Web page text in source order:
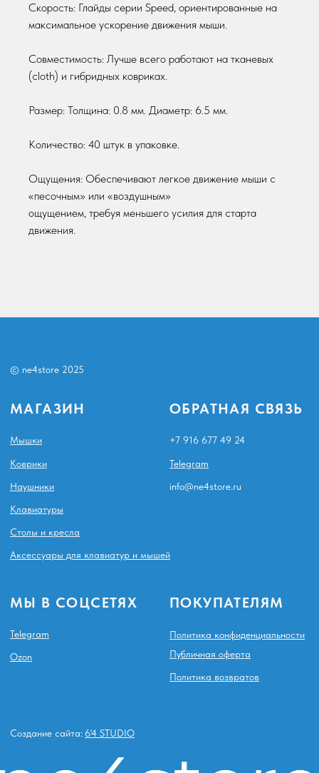
Скорость: Глайды серии Speed, ориентированные на
максимальное ускорение движения мыши.
Совместимость: Лучше всего работают на тканевых
(cloth) и гибридных ковриках.
Размер: Толщина: 0.8 мм. Диаметр: 6.5 мм.
Количество: 40 штук в упаковке.
Ощущения: Обеспечивают легкое движение мыши с
«песочным» или «воздушным»
ощущением, требуя меньшего усилия для старта
движения.
© ne4store 2025
МАГАЗИН
Столы и кресла
Наушники
Мышки
ОБРАТНАЯ СВЯЗЬ
info@ne4store.ru
+7 916 677 49 24
МЫ В СОЦСЕТЯХ
Telegram
ПОКУПАТЕЛЯМ
Политика конфиденциальности